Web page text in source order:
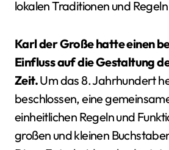
lokalen Traditionen und
Karl der Große hatte einen
Einfluss auf die Gestaltung
Zeit.Um das 8. Jahrhundert
beschlossen, eine
einheitlichen Regeln und
großen und kleinen